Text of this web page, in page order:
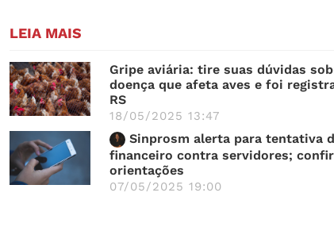
LEIA MAIS
Gripe aviária: tire suas dúvidas
doença que afeta aves e foi
RS
18/05/2025 13:47
Sinprosm alerta para tentativa
financeiro contra servidores;
orientações
07/05/2025 19:00